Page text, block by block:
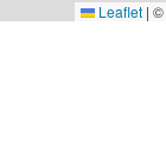
Leaflet | ©